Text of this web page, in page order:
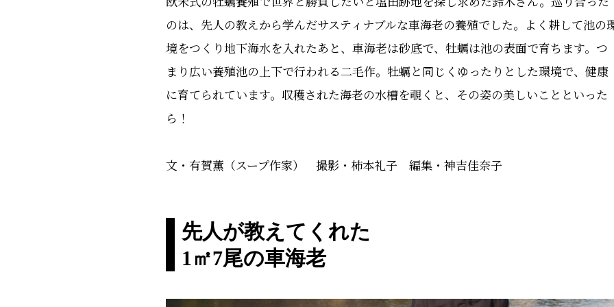
のは、先人の教えから学んだサスティナブルな車海老の養殖でした。よく耕して池の
境をつくり地下海水を入れたあと、車海老は砂底で、牡蠣は池の表面で育ちます。つ
まり広い養殖池の上下で行われる二毛作。牡蠣と同じくゆったりとした環境で、健康
に育てられています。収穫された海老の水槽を覗くと、その姿の美しいことといった
ら！
文・有賀薫（スープ作家） 撮影・柿本礼子 編集・神吉佳奈子
先人が教えてくれた
1㎡7尾の車海老